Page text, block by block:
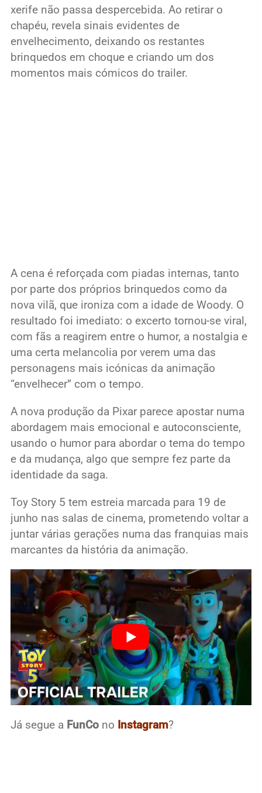
xerife não passa despercebida. Ao retirar o
chapéu, revela sinais evidentes de
envelhecimento, deixando os restantes
brinquedos em choque e criando um dos
momentos mais cómicos do trailer.
A cena é reforçada com piadas internas, tanto
por parte dos próprios brinquedos como da
nova vilã, que ironiza com a idade de Woody. O
resultado foi imediato: o excerto tornou-se viral,
com fãs a reagirem entre o humor, a nostalgia e
uma certa melancolia por verem uma das
personagens mais icónicas da animação
“envelhecer” com o tempo.
A nova produção da Pixar parece apostar numa
abordagem mais emocional e autoconsciente,
usando o humor para abordar o tema do tempo
e da mudança, algo que sempre fez parte da
identidade da saga.
Toy Story 5 tem estreia marcada para 19 de
junho nas salas de cinema, prometendo voltar a
juntar várias gerações numa das franquias mais
marcantes da história da animação.
Já segue a FunCono Instagram?